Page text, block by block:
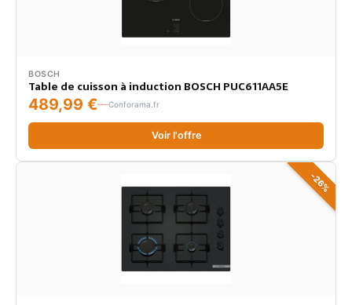
BOSCH
Table de cuisson à induction BOSCH PUC611AA5E
489,99 € Conforama.fr
Voir l'offre
-26%